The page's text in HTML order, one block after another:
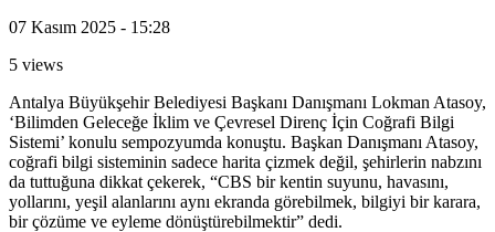
07 Kasım 2025 - 15:28
5 views
Antalya Büyükşehir Belediyesi Başkanı Danışmanı Lokman Atasoy,
‘Bilimden Geleceğe İklim ve Çevresel Direnç İçin Coğrafi Bilgi
Sistemi’ konulu sempozyumda konuştu. Başkan Danışmanı Atasoy,
coğrafi bilgi sisteminin sadece harita çizmek değil, şehirlerin nabzını
da tuttuğuna dikkat çekerek, “CBS bir kentin suyunu, havasını,
yollarını, yeşil alanlarını aynı ekranda görebilmek, bilgiyi bir karara,
bir çözüme ve eyleme dönüştürebilmektir” dedi.